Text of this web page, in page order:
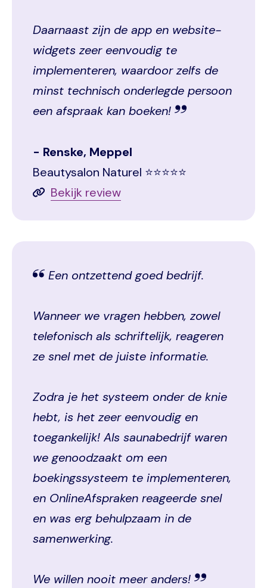
Daarnaast zijn de app en website-
widgets zeer eenvoudig te
implementeren, waardoor zelfs de
minst technisch onderlegde persoon
een afspraak kan boeken!
Renske, Meppel
Beautysalon Naturel ⭐⭐⭐⭐⭐
Bekijk review
Een ontzettend goed bedrijf.
Wanneer we vragen hebben, zowel
telefonisch als schriftelijk, reageren
ze snel met de juiste informatie.
Zodra je het systeem onder de knie
hebt, is het zeer eenvoudig en
toegankelijk! Als saunabedrijf waren
we genoodzaakt om een
boekingssysteem te implementeren,
en OnlineAfspraken reageerde snel
en was erg behulpzaam in de
samenwerking.
We willen nooit meer anders!